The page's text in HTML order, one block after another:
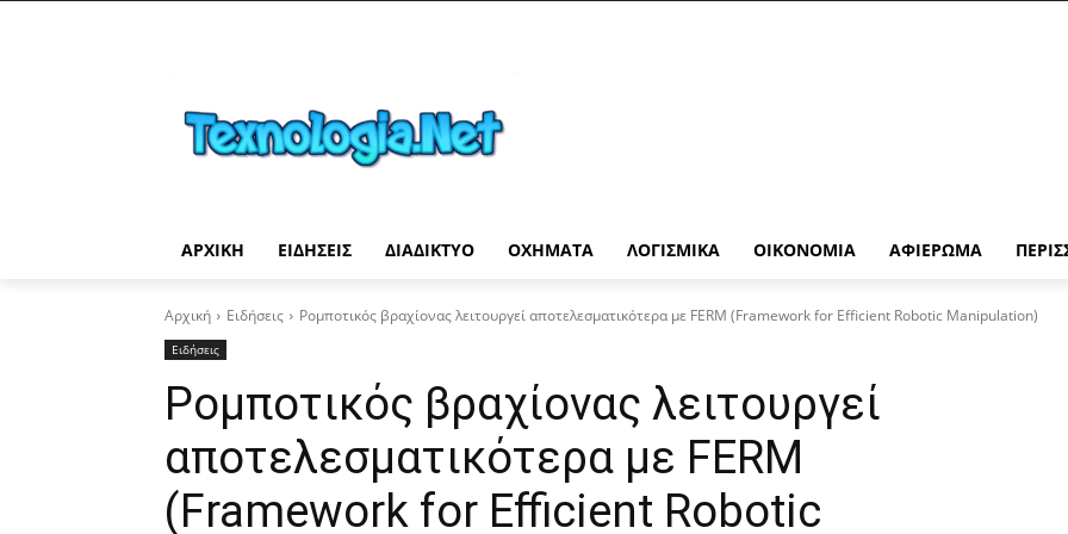
ΑΡΧΙΚΉ ΕΙΔΉΣΕΙΣ ΔΙΑΔΊΚΤΥΟ ΟΧΉΜΑΤΑ ΛΟΓΙΣΜΙΚΆ ΟΙΚΟΝΟΜΊΑ ΑΦΙΈΡΩΜΑ
Αρχική Ειδήσεις Ρομποτικός βραχίονας λειτουργεί αποτελεσματικότερα με FERM (Framework for Efficient Robotic Manipulation)
Ειδήσεις
Ρομποτικός βραχίονας λειτουργεί
αποτελεσματικότερα με FERM
(Framework for Efficient Robotic